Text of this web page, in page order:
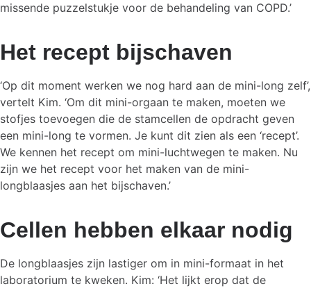
missende puzzelstukje voor de behandeling van COPD.’
Het recept bijschaven
‘Op dit moment werken we nog hard aan de mini-long zelf’,
vertelt Kim. ‘Om dit mini-orgaan te maken, moeten we
stofjes toevoegen die de stamcellen de opdracht geven
een mini-long te vormen. Je kunt dit zien als een ‘recept’.
We kennen het recept om mini-luchtwegen te maken. Nu
zijn we het recept voor het maken van de mini-
longblaasjes aan het bijschaven.’
Cellen hebben elkaar nodig
De longblaasjes zijn lastiger om in mini-formaat in het
laboratorium te kweken. Kim: ‘Het lijkt erop dat de